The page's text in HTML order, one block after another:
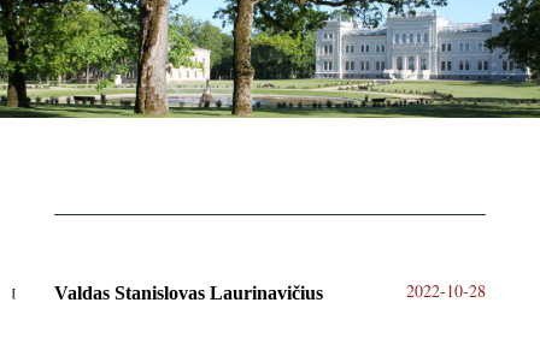
Valdas Stanislovas Laurinavičius 2022-10-28